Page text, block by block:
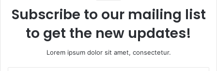
Subscribe to our mailing list
to get the new updates!
Lorem ipsum dolor sit amet, consectetur.